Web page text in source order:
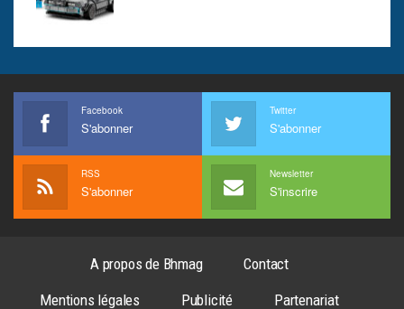
Facebook
S'abonner
Twitter
S'abonner
RSS
S'abonner
Newsletter
S'inscrire
A propos de Bhmag
Contact
Mentions légales
Publicité Partenariat